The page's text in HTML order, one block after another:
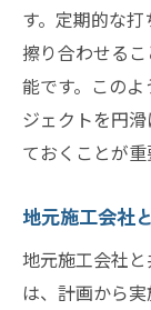
す。定期的な
擦り合わせる
能です。この
ジェクトを円
ておくことが重
地元施工会社
地元施工会社
は、計画から